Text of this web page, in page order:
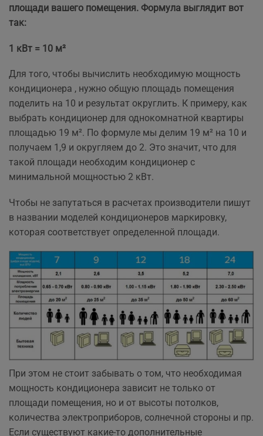
площади вашего помещения. Формула выглядит вот
так:
1 кВт = 10 м²
Для того, чтобы вычислить необходимую мощность
кондиционера , нужно общую площадь помещения
поделить на 10 и результат округлить. К примеру, как
выбрать кондиционер для однокомнатной квартиры
площадью 19 м². По формуле мы делим 19 м² на 10 и
получаем 1,9 и округляем до 2. Это значит, что для
такой площади необходим кондиционер с
минимальной мощностью 2 кВт.
Чтобы не запутаться в расчетах производители пишут
в названии моделей кондиционеров маркировку,
которая соответствует определенной площади.
При этом не стоит забывать о том, что необходимая
мощность кондиционера зависит не только от
площади помещения, но и от высоты потолков,
количества электроприборов, солнечной стороны и пр.
Если существуют какие-то дополнительные